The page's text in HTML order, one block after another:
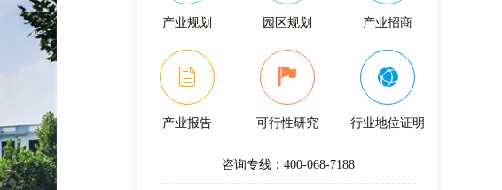
产业规划 园区规划 产业招商
产业报告 可行性研究 行业地位证明
咨询专线：400-068-7188